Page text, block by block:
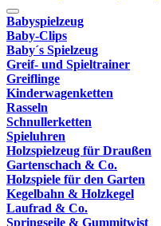
Babyspielzeug
Baby-Clips
Baby´s Spielzeug
Greif- und Spieltrainer
Greiflinge
Kinderwagenketten
Rasseln
Schnullerketten
Spieluhren
Holzspielzeug für Draußen
Gartenschach & Co.
Holzspiele für den Garten
Kegelbahn & Holzkegel
Laufrad & Co.
Springseile & Gummitwist